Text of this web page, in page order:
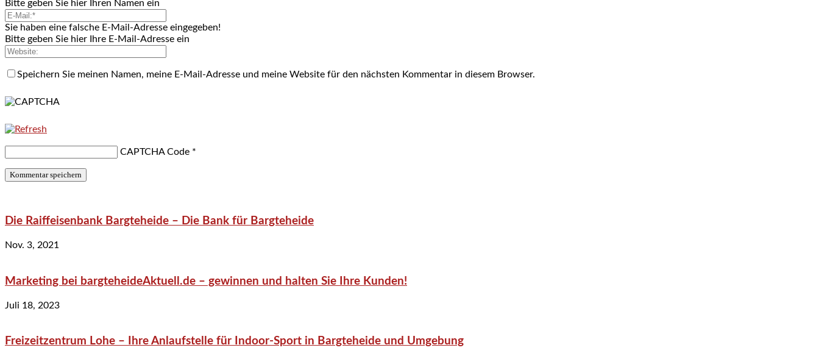
Bitte geben Sie hier Ihren Namen ein
Sie haben eine falsche E-Mail-Adresse eingegeben!
Bitte geben Sie hier Ihre E-Mail-Adresse ein
Speichern Sie meinen Namen, meine E-Mail-Adresse und meine Website für den nächsten Kommentar in diesem Browser.
CAPTCHA Code *
Die Raiffeisenbank Bargteheide – Die Bank für Bargteheide
Nov. 3, 2021
Marketing bei bargteheideAktuell.de – gewinnen und halten Sie Ihre Kunden!
Juli 18, 2023
Freizeitzentrum Lohe – Ihre Anlaufstelle für Indoor-Sport in Bargteheide und Umgebung